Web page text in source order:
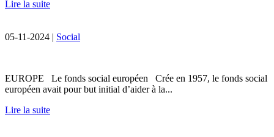
Lire la suite
05-11-2024 | Social
EUROPE Le fonds social européen Crée en 1957, le fonds social
européen avait pour but initial d’aider à la...
Lire la suite